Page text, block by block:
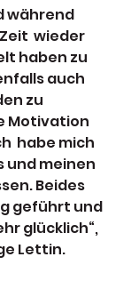
während
wieder
haben zu
auch
zu
Motivation
habe mich
und meinen
Beides
geführt und
glücklich“,
Lettin.